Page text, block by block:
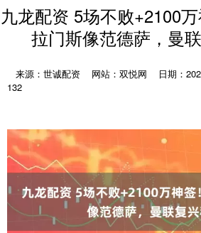
九龙配资 5场不败+2100
拉门斯像范德萨，曼
来源：世诚配资 网站：双悦网 日期：
132